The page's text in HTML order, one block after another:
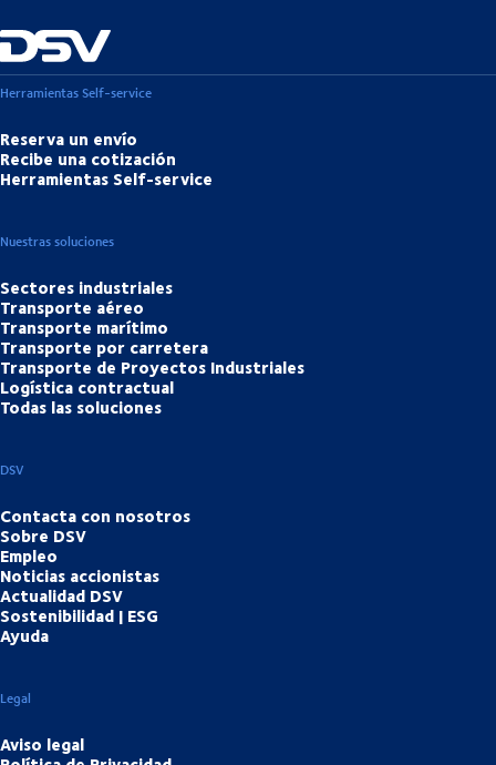
Herramientas Self-service
Reserva un envío
Recibe una cotización
Herramientas Self-service
Nuestras soluciones
Sectores industriales
Transporte aéreo
Transporte marítimo
Transporte por carretera
Transporte de Proyectos Industriales
Logística contractual
Todas las soluciones
DSV
Contacta con nosotros
Sobre DSV
Empleo
Noticias accionistas
Actualidad DSV
Sostenibilidad | ESG
Ayuda
Legal
Aviso legal